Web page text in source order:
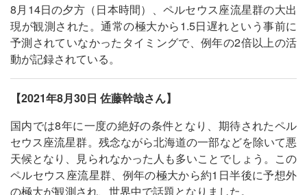
8月14日の夕方（日本時間）、ペルセウス座流星群の大出
現が観測された。通常の極大から1.5日遅れという事前に
予測されていなかったタイミングで、例年の2倍以上の活
動が記録されている。
【2021年8月30日 佐藤幹哉さん】
国内では8年に一度の絶好の条件となり、期待されたペル
セウス座流星群。残念ながら北海道の一部などを除いて悪
天候となり、見られなかった人も多いことでしょう。この
ペルセウス座流星群、例年の極大から約1日半後に予想外
の極大が観測され、世界中で話題となりました。